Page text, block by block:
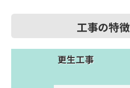
工事の特
更生工事